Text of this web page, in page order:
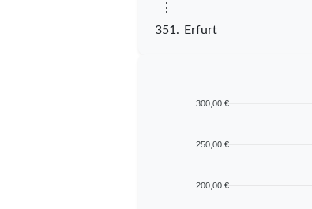
⋮
351.
Erfurt
300,00 €
250,00 €
200,00 €